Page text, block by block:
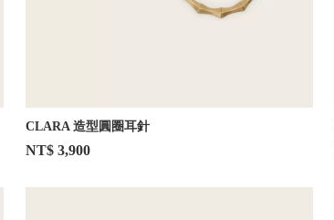
CLARA 造型圓圈耳針
NT$ 3,900